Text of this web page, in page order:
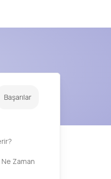
Başarılar
Ne Zaman